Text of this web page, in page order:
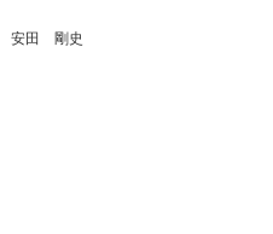
安田 剛史